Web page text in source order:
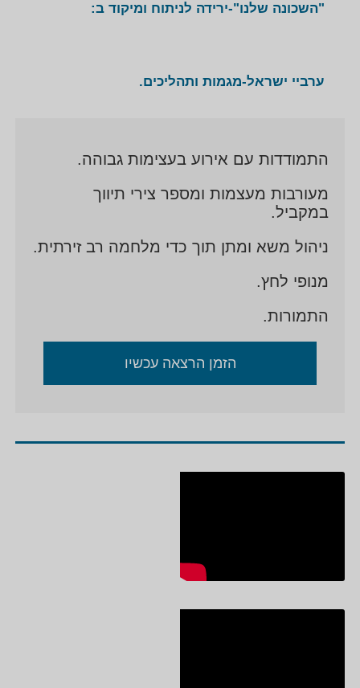
"השכונה שלנו"-ירידה לניתוח ומיקוד ב:
ערביי ישראל-מגמות ותהליכים.
התמודדות עם אירוע בעצימות גבוהה.
מעורבות מעצמות ומספר צירי תיווך
במקביל.
ניהול משא ומתן תוך כדי מלחמה רב זירתית.
מנופי לחץ.
התמורות.
הזמן הרצאה עכשיו